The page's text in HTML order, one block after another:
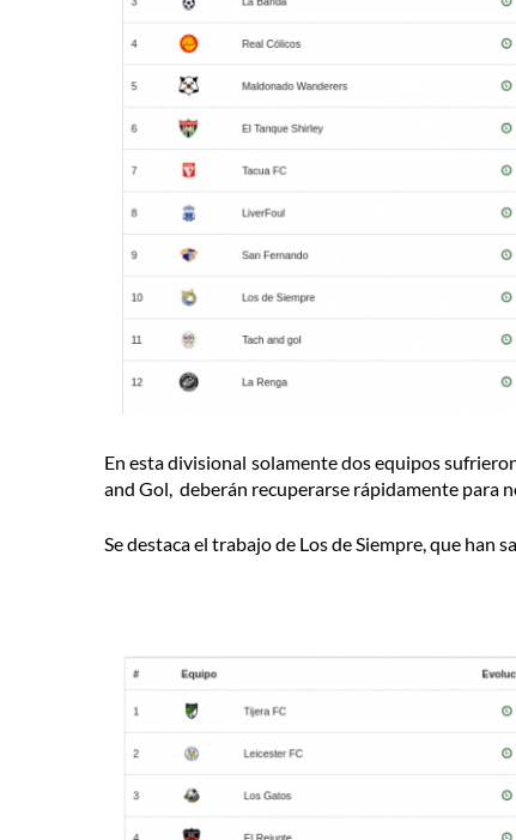
En esta divisional solamente dos equipos
and Gol, deberán recuperarse rápidamente para
Se destaca el trabajo de Los de Siempre, que han